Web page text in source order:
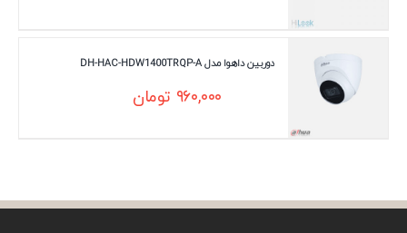
دوربین داهوا مدل DH-HAC-HDW1400TRQP-A
۹۶۰,۰۰۰ تومان